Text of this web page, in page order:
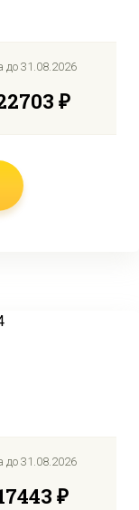
до 31.08.2026
₽
до 31.08.2026
₽